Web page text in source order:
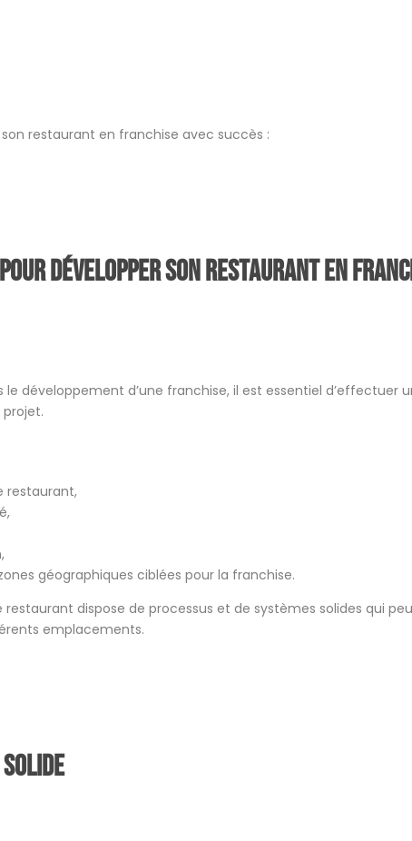
restaurant en franchise avec succès :
développer son restaurant en
développement d’une franchise, il est essentiel d’effectuer
restaurant,
géographiques ciblées pour la franchise.
dispose de processus et de systèmes solides qui
emplacements.